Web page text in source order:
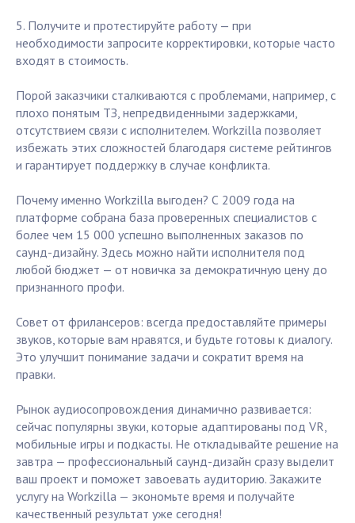
5. Получите и протестируйте работу — при
необходимости запросите корректировки, которые часто
входят в стоимость.
Порой заказчики сталкиваются с проблемами, например, с
плохо понятым ТЗ, непредвиденными задержками,
отсутствием связи с исполнителем. Workzilla позволяет
избежать этих сложностей благодаря системе рейтингов
и гарантирует поддержку в случае конфликта.
Почему именно Workzilla выгоден? С 2009 года на
платформе собрана база проверенных специалистов с
более чем 15 000 успешно выполненных заказов по
саунд-дизайну. Здесь можно найти исполнителя под
любой бюджет — от новичка за демократичную цену до
признанного профи.
Совет от фрилансеров: всегда предоставляйте примеры
звуков, которые вам нравятся, и будьте готовы к диалогу.
Это улучшит понимание задачи и сократит время на
правки.
Рынок аудиосопровождения динамично развивается:
сейчас популярны звуки, которые адаптированы под VR,
мобильные игры и подкасты. Не откладывайте решение на
завтра — профессиональный саунд-дизайн сразу выделит
ваш проект и поможет завоевать аудиторию. Закажите
услугу на Workzilla — экономьте время и получайте
качественный результат уже сегодня!